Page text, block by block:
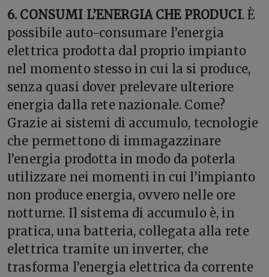
6. CONSUMI L’ENERGIA CHE PRODUCI. È
possibile auto-consumare l’energia
elettrica prodotta dal proprio impianto
nel momento stesso in cui la si produce,
senza quasi dover prelevare ulteriore
energia dalla rete nazionale. Come?
Grazie ai sistemi di accumulo, tecnologie
che permettono di immagazzinare
l’energia prodotta in modo da poterla
utilizzare nei momenti in cui l’impianto
non produce energia, ovvero nelle ore
notturne. Il sistema di accumulo è, in
pratica, una batteria, collegata alla rete
elettrica tramite un inverter, che
trasforma l’energia elettrica da corrente